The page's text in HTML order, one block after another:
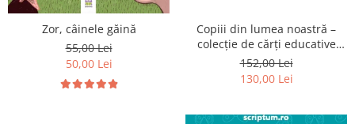
Zor, câinele găină
55,00 Lei
50,00 Lei
Copiii din lumea noastră –
colecție de cărți educative
pentru copii
152,00 Lei
130,00 Lei